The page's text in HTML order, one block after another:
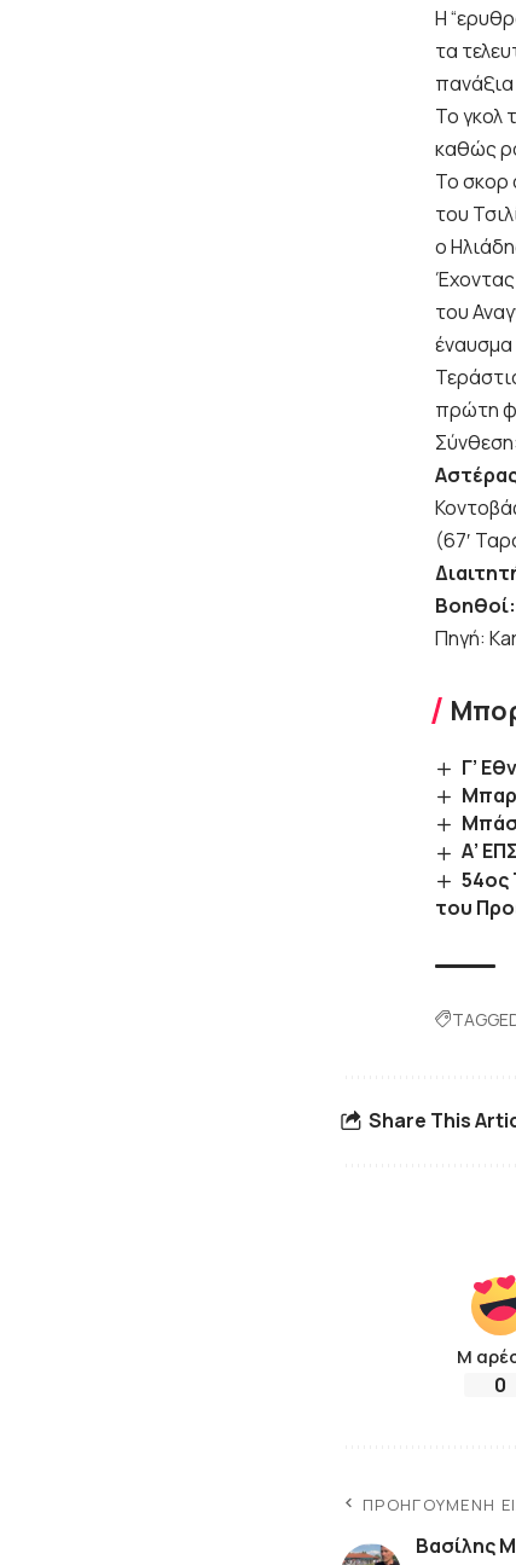
Η
τα
πανάξια
Το γκολ
καθώς
Το σκορ
του
ο
του
έναυσμα
πρώτη
Σύνθεση:
(67′
Βοηθοί:
Πηγή:
Γ’
Α’
54ος
του
Share This
Μ
0
ΠΡΟΗΓΟΎΜΕΝΗ
Βασίλης